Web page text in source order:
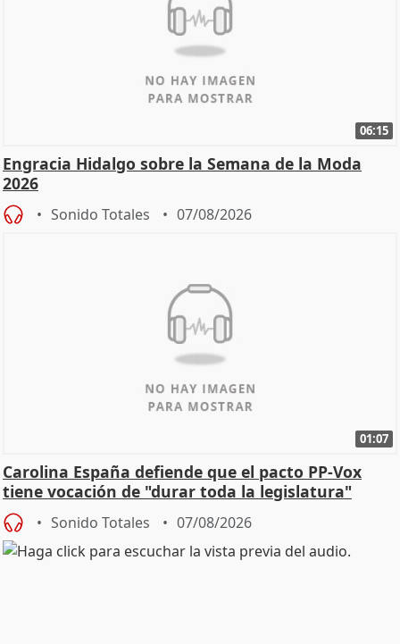
06:15
Engracia Hidalgo sobre la Semana de la Moda
2026
Sonido Totales 07/08/2026
01:07
Carolina España defiende que el pacto PP-Vox
tiene vocación de "durar toda la legislatura"
Sonido Totales 07/08/2026